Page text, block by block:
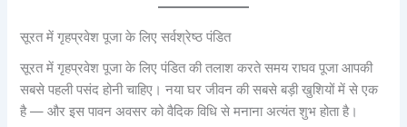
सूरत में गृहप्रवेश पूजा के लिए सर्वश्रेष्ठ पंडित
सूरत में गृहप्रवेश पूजा के लिए पंडित की तलाश करते समय राघव पूजा आपकी
सबसे पहली पसंद होनी चाहिए। नया घर जीवन की सबसे बड़ी खुशियों में से एक
है — और इस पावन अवसर को वैदिक विधि से मनाना अत्यंत शुभ होता है।